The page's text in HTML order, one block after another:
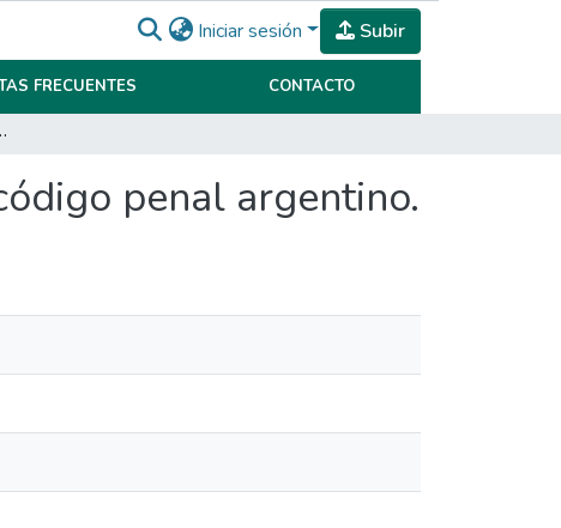
Iniciar sesión Subir
FRECUENTES CONTACTO
penal argentino.
penal argentino.